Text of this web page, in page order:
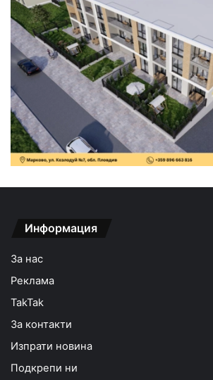
Информация
За нас
Реклама
TakTak
За контакти
Изпрати новина
Подкрепи ни